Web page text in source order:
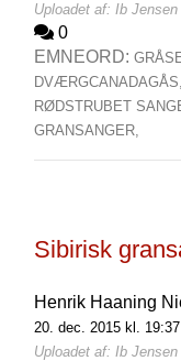
Uploadet af: Ib
0
EMNEORD:
DVÆRGCANADAGÅS,
RØDSTRUBET
GRANSANGER,
Sibirisk
Henrik Haaning
20. dec. 2015 kl. 19:37
Uploadet af: Ib